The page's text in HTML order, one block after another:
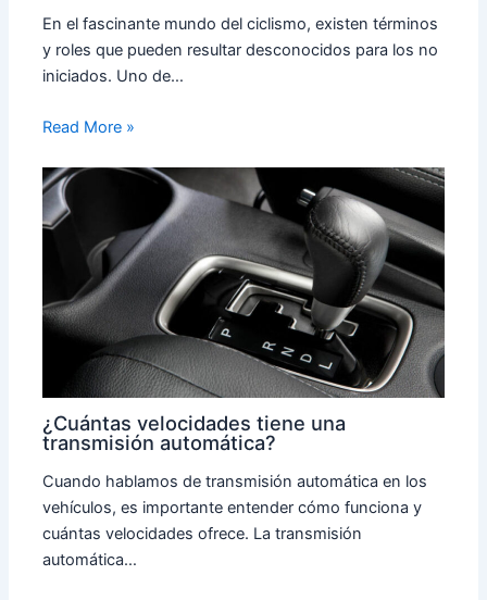
En el fascinante mundo del ciclismo, existen términos
y roles que pueden resultar desconocidos para los no
iniciados. Uno de…
Read More »
¿Cuántas velocidades tiene una
transmisión automática?
Cuando hablamos de transmisión automática en los
vehículos, es importante entender cómo funciona y
cuántas velocidades ofrece. La transmisión
automática…